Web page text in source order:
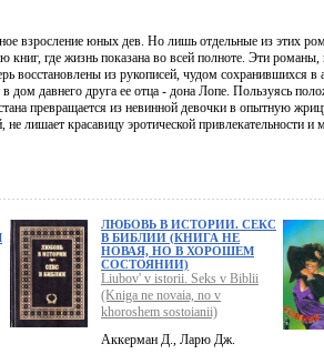
взросление юных дев. Но лишь отдельные из этих
где жизнь показана во всей полноте. Эти
восстановлены из рукописей, чудом сохранившихся в
дом давнего друга ее отца - дона Лопе. Пользуясь
превращается из невинной девочки в опытную
не лишает красавицу эротической привлекательности
ЛЮБОВЬ В ИСТОРИИ. СЕКС
В БИБЛИИ (КНИГА НЕ
НОВАЯ, НО В ХОРОШЕМ
СОСТОЯНИИ)
Liubov' v istorii. Seks v Biblii
(Kniga ne novaia, no v
khoroshem sostoianii)
Аккерман Д., Ларю Дж.